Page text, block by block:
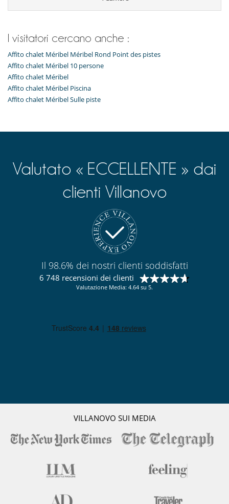
Sala fitness
Ski room
Spa
I visitatori cercano anche :
Affito chalet Méribel Méribel Rond Point des pistes
Affito chalet Méribel 10 persone
Affito chalet Méribel
Affito chalet Méribel Piscina
Affito chalet Méribel Sulle piste
Valutato « ECCELLENTE » dai
clienti Villanovo
Il 98.6% dei nostri clienti soddisfatti
6 748 recensioni dei clienti
Valutazione Media: 4.64 su 5.
VILLANOVO SUI MEDIA